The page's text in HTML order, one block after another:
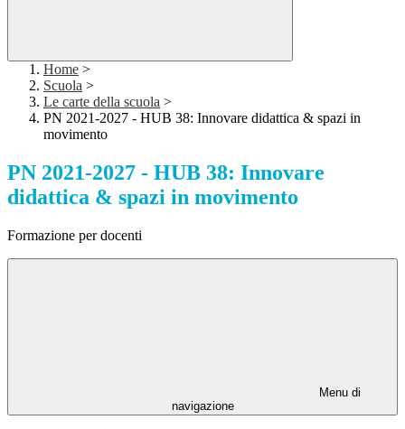
Home >
Scuola >
Le carte della scuola >
PN 2021-2027 - HUB 38: Innovare didattica & spazi in
movimento
PN 2021-2027 - HUB 38: Innovare
didattica & spazi in movimento
Formazione per docenti
Menu di
navigazione